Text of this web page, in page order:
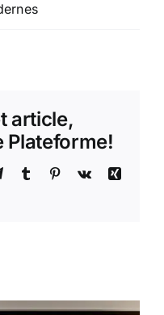
article,
Plateforme!
TelegramTumblr Pinterest
Vk
Xing